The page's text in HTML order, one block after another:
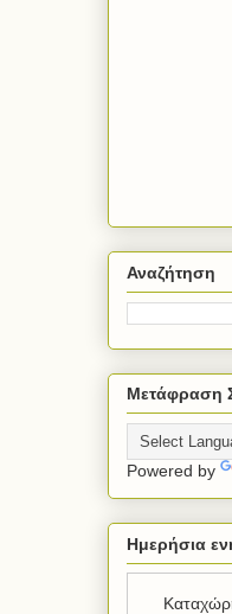
Αναζήτηση
Μετάφραση
Powered by
Ημερήσια